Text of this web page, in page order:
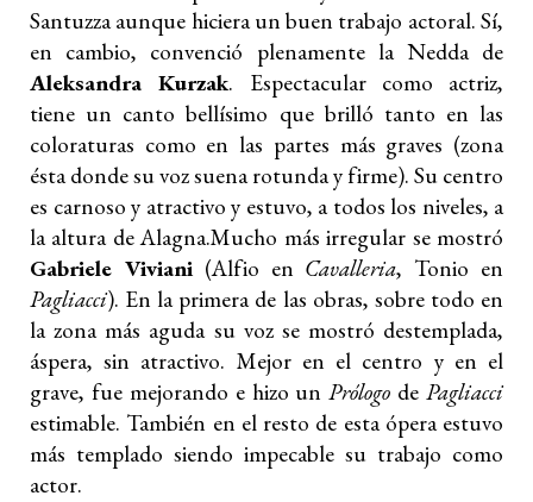
Santuzza aunque hiciera un buen trabajo actoral. Sí,
en cambio, convenció plenamente la Nedda de
Aleksandra Kurzak. Espectacular como actriz,
tiene un canto bellísimo que brilló tanto en las
coloraturas como en las partes más graves (zona
ésta donde su voz suena rotunda y firme). Su centro
es carnoso y atractivo y estuvo, a todos los niveles, a
la altura de Alagna.Mucho más irregular se mostró
Gabriele Viviani(Alfio en Cavalleria, Tonio en
Pagliacci). En la primera de las obras, sobre todo en
la zona más aguda su voz se mostró destemplada,
áspera, sin atractivo. Mejor en el centro y en el
grave, fue mejorando e hizo unPrólogo de Pagliacci
estimable. También en el resto de esta ópera estuvo
más templado siendo impecable su trabajo como
actor.